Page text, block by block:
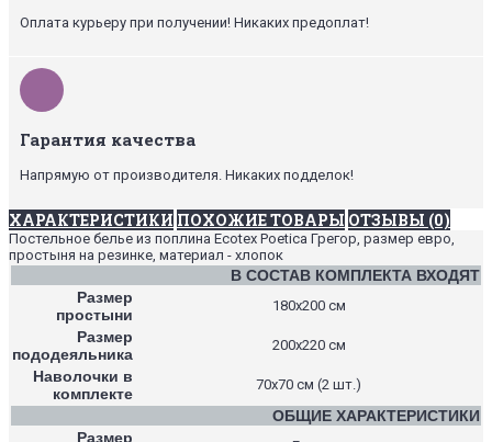
Оплата курьеру при получении! Никаких предоплат!
Гарантия качества
Напрямую от производителя. Никаких подделок!
ХАРАКТЕРИСТИКИ ПОХОЖИЕ ТОВАРЫ ОТЗЫВЫ (0)
Постельное белье из поплина Ecotex Poetica Грегор, размер евро,
простыня на резинке, материал - хлопок
В СОСТАВ КОМПЛЕКТА ВХОДЯТ
Размер
простыни
180х200 см
Размер
пододеяльника
200х220 см
Наволочки в
комплекте
70х70 см (2 шт.)
ОБЩИЕ ХАРАКТЕРИСТИКИ
Размер